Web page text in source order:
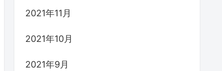
2021年11月
2021年10月
2021年9月